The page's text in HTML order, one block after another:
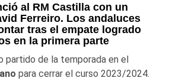
al RM Castilla con un
Ferreiro. Los andaluces
tras el empate logrado
en la primera parte
partido de la temporada en el
para cerrar el curso 2023/2024.